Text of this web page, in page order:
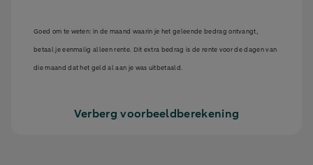
Verberg voorbeeldberekening
Goed om te weten: in de maand waarin je het geleende bedrag ontvangt,
betaal je eenmalig alleen rente. Dit extra bedrag is de rente voor de dagen van
die maand dat het geld al aan je was uitbetaald.